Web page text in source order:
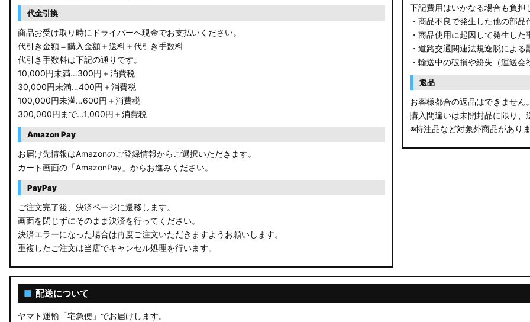
B21A デイズルークス
E13 ノート
E12 ノート
B44A/B45A B47A/B48A ルークス ハイウェイスター
JF3/4 N-BOX カスタム
JH3/4 N-WGN
JH1/2 N-WGN
RT5/6 RW1/2 CR-V
RV5/6 RV3/4 ヴェゼル
RU3/4 ヴェゼル
RP6/7 ステップワゴン
代金引換
商品お受け取り時にドライバーへ現金でお支払いください。
代引き金額＝購入金額＋送料＋代引き手数料
代引き手数料は下記の通りです。
10,000円未満…300円＋消費税
30,000円未満…400円＋消費税
100,000円未満…600円＋消費税
300,000円まで…1,000円＋消費税
Amazon Pay
お届け先情報はAmazonのご登録情報からご選択いただきます。
カート画面の「AmazonPay」からお進みください。
PayPay
ご注文完了後、決済ページに遷移します。
画面を閉じずにそのまま決済を行ってください。
決済エラーになった場合は再度ご注文いただきますようお願いします。
重複したご注文は当店でキャンセル処理を行います。
下記費用はいかなる場合も負担
・商品不良で発生した他の部
・商品使用に起因して発生し
・道路交通関連法規逸脱による
・輸送中の破損や紛失（運送会
返品
お客様都合の返品はできません。
購入間違いは未開封品に限り、
※特注品など対象外商品があり
■ 配送について
ヤマト運輸「宅急便」でお届けします。